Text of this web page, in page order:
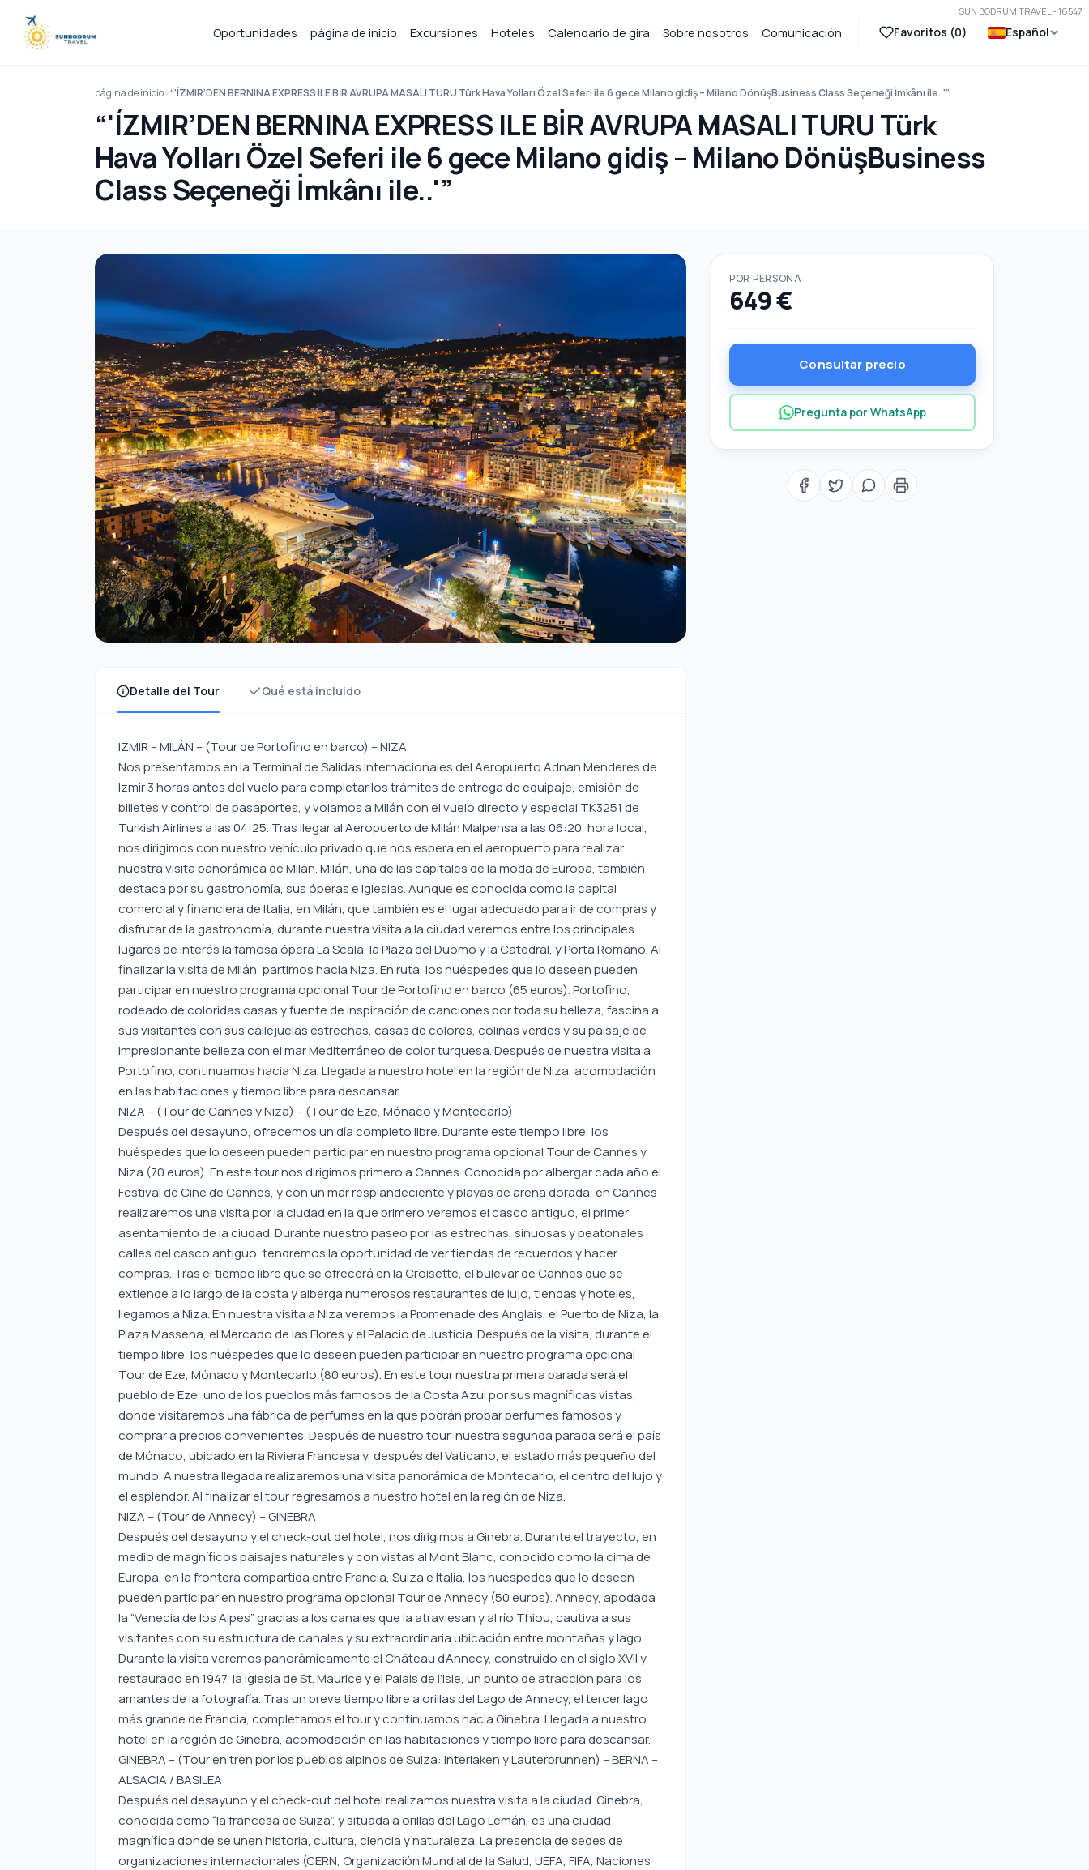
SUN BODRUM TRAVEL - 16547
Oportunidades página de inicio Excursiones Hoteles Calendario de gira Sobre nosotros Comunicación Favoritos (0) Español
página de inicio “'ÍZMIR’DEN BERNINA EXPRESS ILE BİR AVRUPA MASALI TURU Türk Hava Yolları Özel Seferi ile 6 gece Milano gidiş – Milano DönüşBusiness Class Seçeneği İmkânı ile..'”
“'ÍZMIR’DEN BERNINA EXPRESS ILE BİR AVRUPA MASALI TURU Türk
Hava Yolları Özel Seferi ile 6 gece Milano gidiş – Milano DönüşBusiness
Class Seçeneği İmkânı ile..'”
Detalle del Tour Qué está incluido
IZMIR – MILÁN – (Tour de Portofino en barco) – NIZA
Nos presentamos en la Terminal de Salidas Internacionales del Aeropuerto Adnan Menderes de
Izmir 3 horas antes del vuelo para completar los trámites de entrega de equipaje, emisión de
billetes y control de pasaportes, y volamos a Milán con el vuelo directo y especial TK3251 de
Turkish Airlines a las 04:25. Tras llegar al Aeropuerto de Milán Malpensa a las 06:20, hora local,
nos dirigimos con nuestro vehículo privado que nos espera en el aeropuerto para realizar
nuestra visita panorámica de Milán. Milán, una de las capitales de la moda de Europa, también
destaca por su gastronomía, sus óperas e iglesias. Aunque es conocida como la capital
comercial y financiera de Italia, en Milán, que también es el lugar adecuado para ir de compras y
disfrutar de la gastronomía, durante nuestra visita a la ciudad veremos entre los principales
lugares de interés la famosa ópera La Scala, la Plaza del Duomo y la Catedral, y Porta Romano. Al
finalizar la visita de Milán, partimos hacia Niza. En ruta, los huéspedes que lo deseen pueden
participar en nuestro programa opcional Tour de Portofino en barco (65 euros). Portofino,
rodeado de coloridas casas y fuente de inspiración de canciones por toda su belleza, fascina a
sus visitantes con sus callejuelas estrechas, casas de colores, colinas verdes y su paisaje de
impresionante belleza con el mar Mediterráneo de color turquesa. Después de nuestra visita a
Portofino, continuamos hacia Niza. Llegada a nuestro hotel en la región de Niza, acomodación
en las habitaciones y tiempo libre para descansar.
NIZA – (Tour de Cannes y Niza) – (Tour de Eze, Mónaco y Montecarlo)
Después del desayuno, ofrecemos un día completo libre. Durante este tiempo libre, los
huéspedes que lo deseen pueden participar en nuestro programa opcional Tour de Cannes y
Niza (70 euros). En este tour nos dirigimos primero a Cannes. Conocida por albergar cada año el
Festival de Cine de Cannes, y con un mar resplandeciente y playas de arena dorada, en Cannes
realizaremos una visita por la ciudad en la que primero veremos el casco antiguo, el primer
asentamiento de la ciudad. Durante nuestro paseo por las estrechas, sinuosas y peatonales
calles del casco antiguo, tendremos la oportunidad de ver tiendas de recuerdos y hacer
compras. Tras el tiempo libre que se ofrecerá en la Croisette, el bulevar de Cannes que se
extiende a lo largo de la costa y alberga numerosos restaurantes de lujo, tiendas y hoteles,
llegamos a Niza. En nuestra visita a Niza veremos la Promenade des Anglais, el Puerto de Niza, la
Plaza Massena, el Mercado de las Flores y el Palacio de Justicia. Después de la visita, durante el
tiempo libre, los huéspedes que lo deseen pueden participar en nuestro programa opcional
Tour de Eze, Mónaco y Montecarlo (80 euros). En este tour nuestra primera parada será el
pueblo de Eze, uno de los pueblos más famosos de la Costa Azul por sus magníficas vistas,
donde visitaremos una fábrica de perfumes en la que podrán probar perfumes famosos y
comprar a precios convenientes. Después de nuestro tour, nuestra segunda parada será el país
de Mónaco, ubicado en la Riviera Francesa y, después del Vaticano, el estado más pequeño del
mundo. A nuestra llegada realizaremos una visita panorámica de Montecarlo, el centro del lujo y
el esplendor. Al finalizar el tour regresamos a nuestro hotel en la región de Niza.
NIZA – (Tour de Annecy) – GINEBRA
Después del desayuno y el check-out del hotel, nos dirigimos a Ginebra. Durante el trayecto, en
medio de magníficos paisajes naturales y con vistas al Mont Blanc, conocido como la cima de
Europa, en la frontera compartida entre Francia, Suiza e Italia, los huéspedes que lo deseen
pueden participar en nuestro programa opcional Tour de Annecy (50 euros). Annecy, apodada
la “Venecia de los Alpes” gracias a los canales que la atraviesan y al río Thiou, cautiva a sus
visitantes con su estructura de canales y su extraordinaria ubicación entre montañas y lago.
Durante la visita veremos panorámicamente el Château d’Annecy, construido en el siglo XVII y
restaurado en 1947, la Iglesia de St. Maurice y el Palais de l’Isle, un punto de atracción para los
amantes de la fotografía. Tras un breve tiempo libre a orillas del Lago de Annecy, el tercer lago
más grande de Francia, completamos el tour y continuamos hacia Ginebra. Llegada a nuestro
hotel en la región de Ginebra, acomodación en las habitaciones y tiempo libre para descansar.
GINEBRA – (Tour en tren por los pueblos alpinos de Suiza: Interlaken y Lauterbrunnen) – BERNA –
ALSACIA / BASILEA
Después del desayuno y el check-out del hotel realizamos nuestra visita a la ciudad. Ginebra,
conocida como “la francesa de Suiza”, y situada a orillas del Lago Lemán, es una ciudad
magnífica donde se unen historia, cultura, ciencia y naturaleza. La presencia de sedes de
organizaciones internacionales (CERN, Organización Mundial de la Salud, UEFA, FIFA, Naciones
POR PERSONA
649 €
Consultar precio
Pregunta por WhatsApp